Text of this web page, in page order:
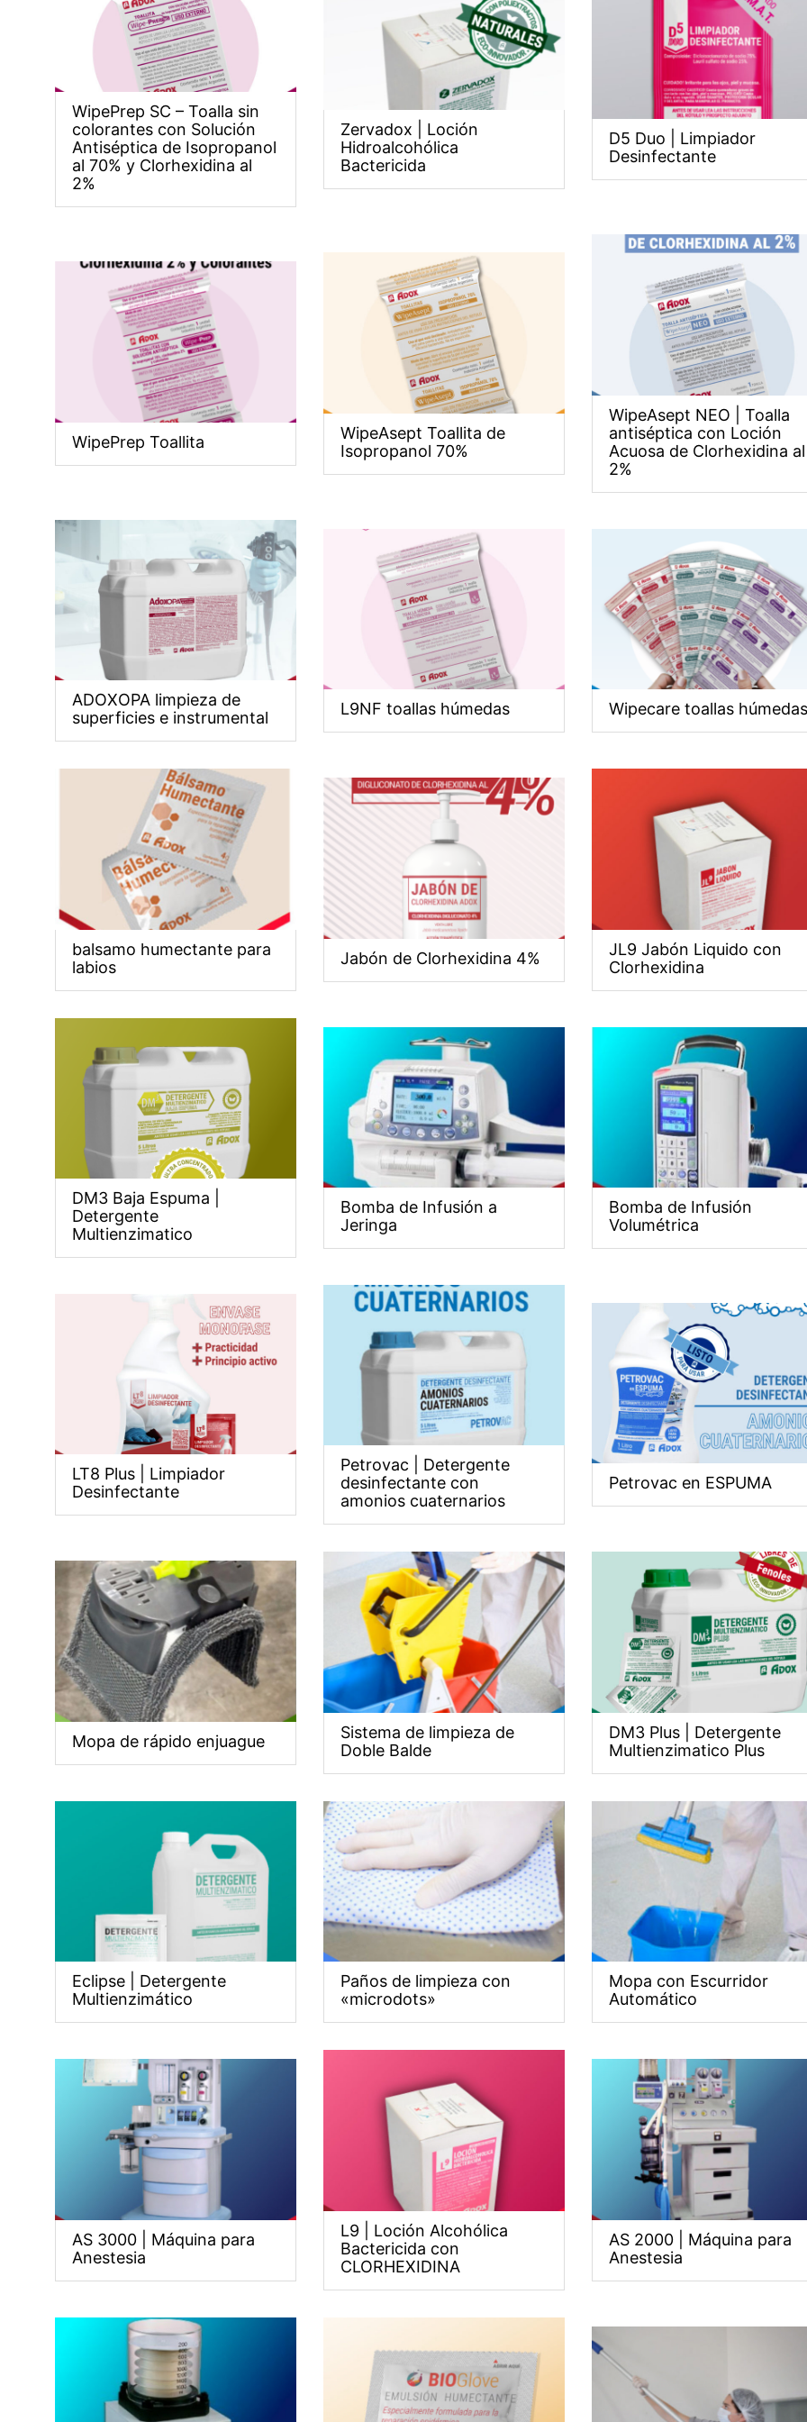
WipePrep SC – Toalla sin
colorantes con Solución
Antiséptica de Isopropanol
al 70% y Clorhexidina al
2%
Zervadox | Loción
Hidroalcohólica
Bactericida
D5 Duo | Limpiador
Desinfectante
WipePrep Toallita
WipeAsept Toallita de
Isopropanol 70%
WipeAsept NEO | Toalla
antiséptica con Loción
Acuosa de Clorhexidina al
2%
ADOXOPA limpieza de
superficies e instrumental
L9NF toallas húmedas Wipecare toallas húmedas
balsamo humectante para
labios
Jabón de Clorhexidina 4%
JL9 Jabón Liquido con
Clorhexidina
DM3 Baja Espuma |
Detergente
Multienzimatico
Bomba de Infusión a
Jeringa
Bomba de Infusión
Volumétrica
LT8 Plus | Limpiador
Desinfectante
Petrovac | Detergente
desinfectante con
amonios cuaternarios
Petrovac en ESPUMA
Mopa de rápido enjuague
Sistema de limpieza de
Doble Balde
DM3 Plus | Detergente
Multienzimatico Plus
Eclipse | Detergente
Multienzimático
Paños de limpieza con
«microdots»
Mopa con Escurridor
Automático
AS 3000 | Máquina para
Anestesia
L9 | Loción Alcohólica
Bactericida con
CLORHEXIDINA
AS 2000 | Máquina para
Anestesia